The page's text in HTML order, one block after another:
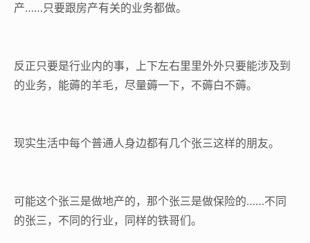
产……只要跟房产有关的业务都做。
反正只要是行业内的事，上下左右里里外外只要能涉及到
的业务，能薅的羊毛，尽量薅一下，不薅白不薅。
现实生活中每个普通人身边都有几个张三这样的朋友。
可能这个张三是做地产的，那个张三是做保险的……不同
的张三，不同的行业，同样的铁哥们。